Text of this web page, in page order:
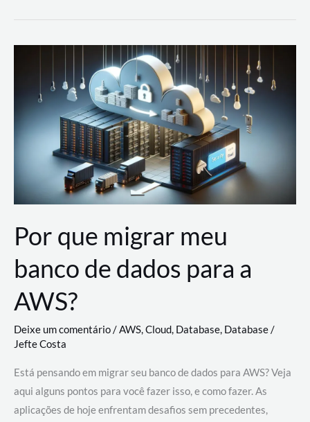
Soluções
AWS
Por que migrar meu
banco de dados para a
AWS?
Deixe um comentário/AWS,Cloud, Database, Database/
Jefte Costa
Está pensando em migrar seu banco de dados para AWS? Veja
aqui alguns pontos para você fazer isso, e como fazer. As
aplicações de hoje enfrentam desafios sem precedentes,